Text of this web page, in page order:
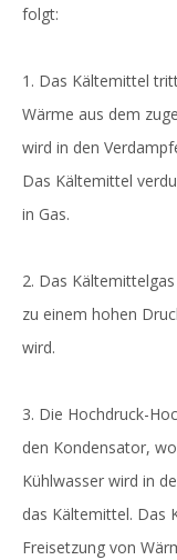
folgt:
1. Das Kältemittel
Wärme aus dem
wird in den
Das Kältemittel
in Gas.
2. Das
zu einem hohen
wird.
3. Die Hochdruck-
den Kondensator,
Kühlwasser wird in
das Kältemittel. Das
Freisetzung von